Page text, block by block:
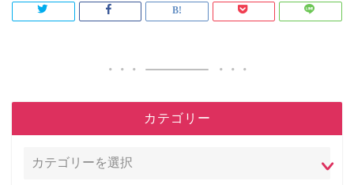
カテゴリー